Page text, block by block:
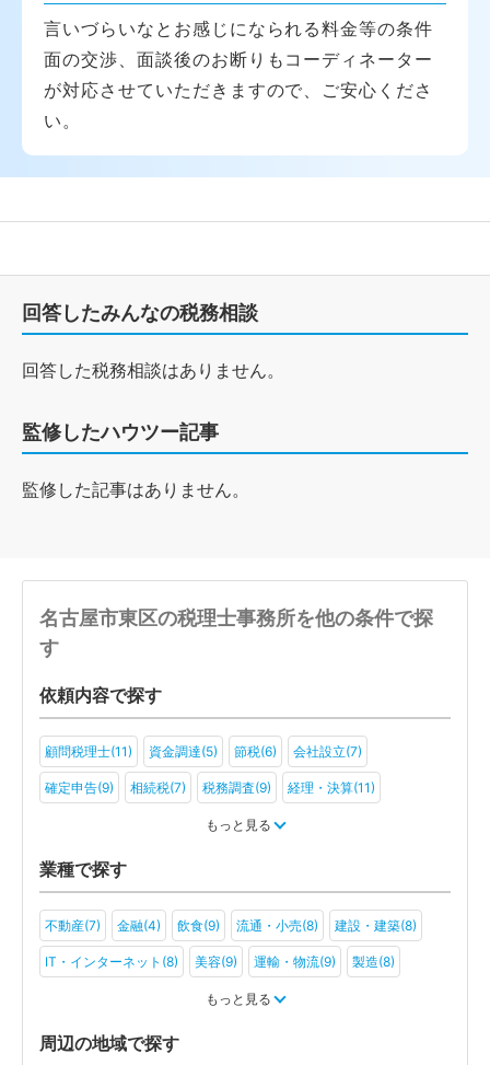
言いづらいなとお感じになられる料金等の条件
面の交渉、面談後のお断りもコーディネーター
が対応させていただきますので、ご安心くださ
い。
回答したみんなの税務相談
回答した税務相談はありません。
監修したハウツー記事
監修した記事はありません。
名古屋市東区の税理士事務所を他の条件で探
す
依頼内容で探す
顧問税理士(11) 資金調達(5) 節税(6) 会社設立(7)
確定申告(9) 相続税(7) 税務調査(9) 経理・決算(11)
もっと見る
業種で探す
不動産(7) 金融(4) 飲食(9) 流通・小売(8) 建設・建築(8)
IT・インターネット(8) 美容(9) 運輸・物流(9) 製造(8)
旅行・ホテル(7)
アミューズメント・レジャー(6)
もっと見る
周辺の地域で探す